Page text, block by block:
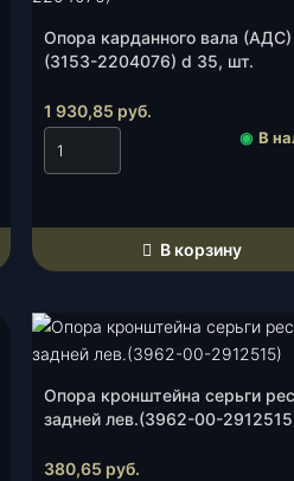
Опора карданного вала (АДС)
(3153-2204076) d 35, шт.
1 930,85 руб.
◉ В
В корзину
Опора кронштейна серьги
задней лев.(3962-00-
380,65 руб.